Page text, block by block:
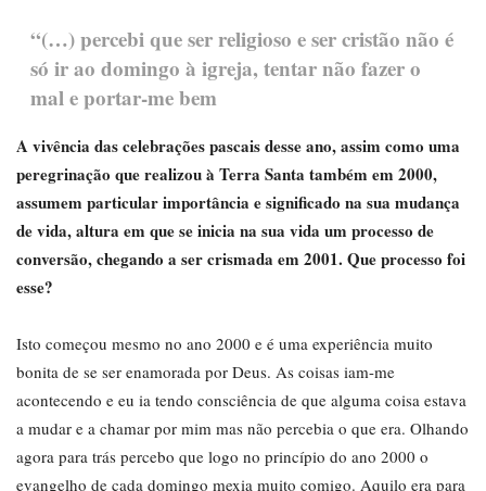
“(…) percebi que ser religioso e ser cristão não é
só ir ao domingo à igreja, tentar não fazer o
mal e portar-me bem
A vivência das celebrações pascais desse ano, assim como uma
peregrinação que realizou à Terra Santa também em 2000,
assumem particular importância e significado na sua mudança
de vida, altura em que se inicia na sua vida um processo de
conversão, chegando a ser crismada em 2001. Que processo foi
esse?
Isto começou mesmo no ano 2000 e é uma experiência muito
bonita de se ser enamorada por Deus. As coisas iam-me
acontecendo e eu ia tendo consciência de que alguma coisa estava
a mudar e a chamar por mim mas não percebia o que era. Olhando
agora para trás percebo que logo no princípio do ano 2000 o
evangelho de cada domingo mexia muito comigo. Aquilo era para